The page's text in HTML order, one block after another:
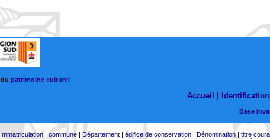
patrimoine culturel
Accueil |
Base
Immatriculation|commune| Département| édifice de conservation| Dénomination| titre